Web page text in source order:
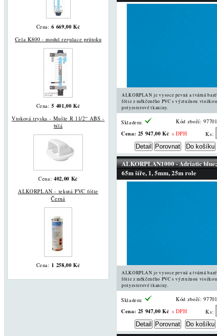
Cena:6 669,00 Kč
Cela K800 - modul regulace průtoku
Cena:5 401,00 Kč
Vtoková tryska - Mušle R 11/2“ ABS -
bílá
Cena:402,00 Kč
ALKORPLAN - tekutá PVC fólie
Černá
Cena: 1 258,00 Kč
ALKORPLAN je vysoce pevná a tvárná
fólie z měkčeného PVC s výztužnou
polyesterové tkaniny.
Skladem: Kód zboží:
Cena: 25 947,00 Kč s DPH Ks:
ALKORPLAN1000 - Adriatic
65m šíře, 1, 5mm, 25m role
ALKORPLAN je vysoce pevná a tvárná
fólie z měkčeného PVC s výztužnou
polyesterové tkaniny.
Skladem: Kód zboží:
Cena: 25 947,00 Kč s DPH Ks: